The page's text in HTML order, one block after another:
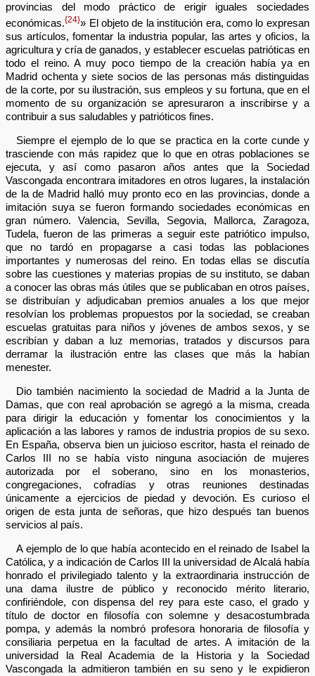
provincias del modo práctico de erigir iguales sociedades
económicas.{24}» El objeto de la institución era, como lo expresan
sus artículos, fomentar la industria popular, las artes y oficios, la
agricultura y cría de ganados, y establecer escuelas patrióticas en
todo el reino. A muy poco tiempo de la creación había ya en
Madrid ochenta y siete socios de las personas más distinguidas
de la corte, por su ilustración, sus empleos y su fortuna, que en el
momento de su organización se apresuraron a inscribirse y a
contribuir a sus saludables y patrióticos fines.
Siempre el ejemplo de lo que se practica en la corte cunde y
trasciende con más rapidez que lo que en otras poblaciones se
ejecuta, y así como pasaron años antes que la Sociedad
Vascongada encontrara imitadores en otros lugares, la instalación
de la de Madrid halló muy pronto eco en las provincias, donde a
imitación suya se fueron formando sociedades económicas en
gran número. Valencia, Sevilla, Segovia, Mallorca, Zaragoza,
Tudela, fueron de las primeras a seguir este patriótico impulso,
que no tardó en propagarse a casi todas las poblaciones
importantes y numerosas del reino. En todas ellas se discutía
sobre las cuestiones y materias propias de su instituto, se daban
a conocer las obras más útiles que se publicaban en otros países,
se distribuían y adjudicaban premios anuales a los que mejor
resolvían los problemas propuestos por la sociedad, se creaban
escuelas gratuitas para niños y jóvenes de ambos sexos, y se
escribían y daban a luz memorias, tratados y discursos para
derramar la ilustración entre las clases que más la habían
menester.
Dio también nacimiento la sociedad de Madrid a la Junta de
Damas, que con real aprobación se agregó a la misma, creada
para dirigir la educación y fomentar los conocimientos y la
aplicación a las labores y ramos de industria propios de su sexo.
En España, observa bien un juicioso escritor, hasta el reinado de
Carlos III no se había visto ninguna asociación de mujeres
autorizada por el soberano, sino en los monasterios,
congregaciones, cofradías y otras reuniones destinadas
únicamente a ejercicios de piedad y devoción. Es curioso el
origen de esta junta de señoras, que hizo después tan buenos
servicios al país.
A ejemplo de lo que había acontecido en el reinado de Isabel la
Católica, y a indicación de Carlos III la universidad de Alcalá había
honrado el privilegiado talento y la extraordinaria instrucción de
una dama ilustre de público y reconocido mérito literario,
confiriéndole, con dispensa del rey para este caso, el grado y
título de doctor en filosofía con solemne y desacostumbrada
pompa, y además la nombró profesora honoraria de filosofía y
consiliaria perpetua en la facultad de artes. A imitación de la
universidad la Real Academia de la Historia y la Sociedad
Vascongada la admitieron también en su seno y le expidieron